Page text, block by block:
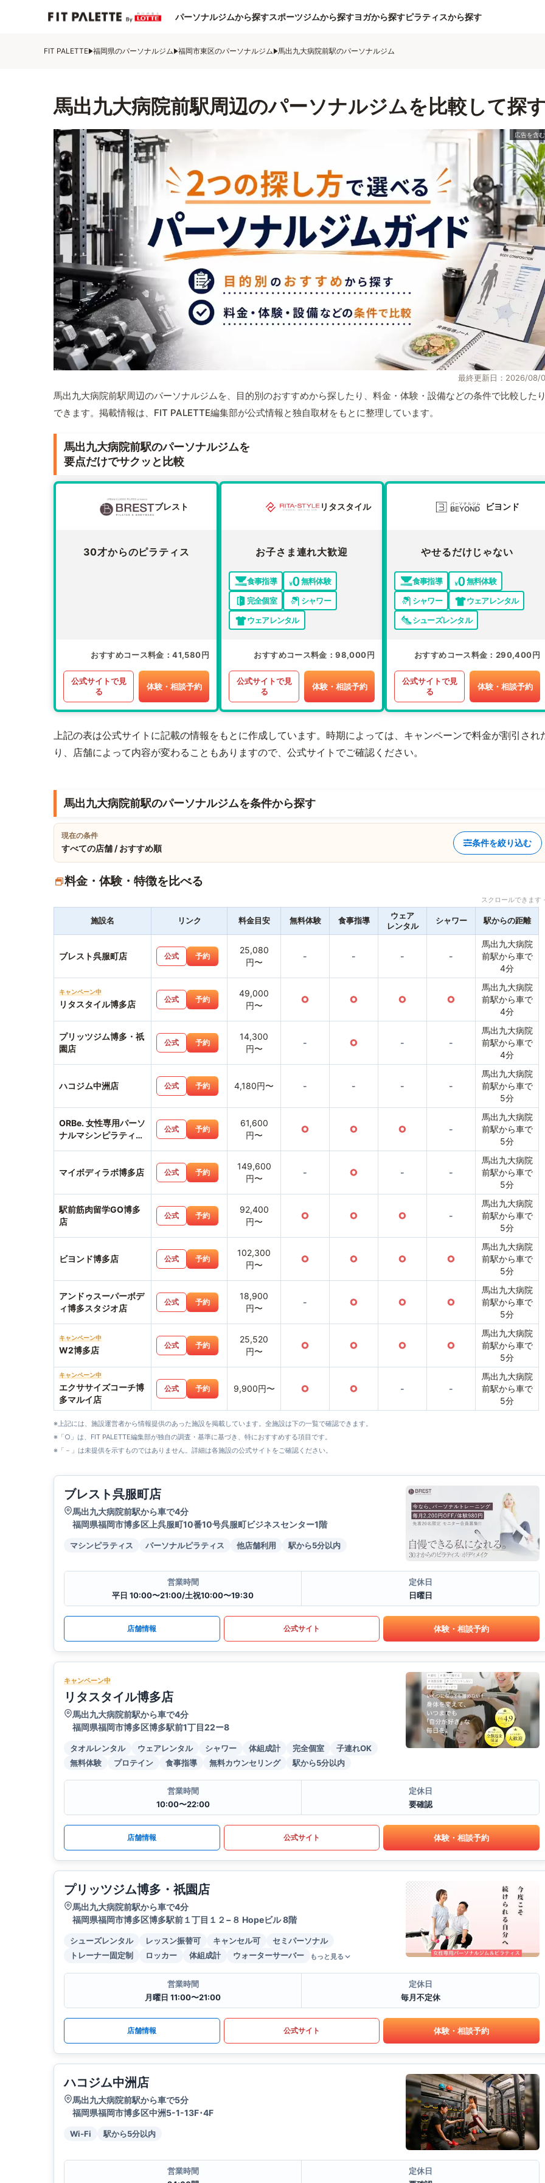
パーソナルジムから探すスポーツジムから探すヨガから探すピラティスから探す
FIT PALETTE 福岡県のパーソナルジム 福岡市東区のパーソナルジム 馬出九大病院前駅のパーソナルジム
馬出九大病院前駅周辺のパーソナルジムを比較して探
最終更新日：2026/08/
馬出九大病院前駅周辺のパーソナルジムを、目的別のおすすめから探したり、料金・体験・設備などの条件で比較した
できます。掲載情報は、FIT PALETTE編集部が公式情報と独自取材をもとに整理しています。
馬出九大病院前駅のパーソナルジムを
要点だけでサクッと比較
ブレスト
30才からのピラティス
おすすめコース料金 41,580円
公式サイトで見
る
体験・相談予約
リタスタイル
お子さま連れ大歓迎
食事指導
無料体験
完全個室
シャワー
ウェアレンタル
おすすめコース料金 98,000円
公式サイトで見
る
体験・相談予約
ビヨンド
やせるだけじゃない
食事指導
無料体験
シャワー
ウェアレンタル
シューズレンタル
おすすめコース料金 290,400円
公式サイトで見
る
体験・相談予約
上記の表は公式サイトに記載の情報をもとに作成しています。時期によっては、キャンペーンで料金が割引され
り、店舗によって内容が変わることもありますので、公式サイトでご確認ください。
馬出九大病院前駅のパーソナルジムを条件から探す
現在の条件
すべての店舗 / おすすめ順
条件を絞り込む
料金・体験・特徴を比べる
スクロールできま
施設名 リンク 料金目安 無料体験 食事指導
ウェア
レンタル
シャワー 駅からの距離
ブレスト呉服町店 公式 予約
25,080
円〜
- - - -
馬出九大病院
前駅から車で
4分
キャンペーン中
リタスタイル博多店 公式 予約
49,000
円〜
○ ○ ○ ○
馬出九大病院
前駅から車で
4分
プリッツジム博多・祇
園店
公式 予約
14,300
円〜
- ○ - -
馬出九大病院
前駅から車で
4分
ハコジム中洲店 公式 予約 4,180円〜 - - - -
馬出九大病院
前駅から車で
5分
ORBe. 女性専用パーソ
ナルマシンピラティス
公式 予約
61,600
円〜
○ ○ ○ -
馬出九大病院
前駅から車で
5分
マイボディラボ博多店 公式 予約
149,600
円〜
- ○ - -
馬出九大病院
前駅から車で
5分
駅前筋肉留学GO博多
店
公式 予約
92,400
円〜
○ ○ ○ -
馬出九大病院
前駅から車で
5分
ビヨンド博多店 公式 予約
102,300
円〜
○ ○ ○ ○
馬出九大病院
前駅から車で
5分
アンドゥスーパーボデ
ィ博多スタジオ店
公式 予約
18,900
円〜
- ○ ○ ○
馬出九大病院
前駅から車で
5分
キャンペーン中
W2博多店 公式 予約
25,520
円〜
○ ○ ○ ○
馬出九大病院
前駅から車で
5分
キャンペーン中
エクササイズコーチ博
多マルイ店
公式 予約 9,900円〜 ○ ○ - -
馬出九大病院
前駅から車で
5分
※上記には、施設運営者から情報提供のあった施設を掲載しています。全施設は下の一覧で確認できます。
※「○」は、FIT PALETTE編集部が独自の調査・基準に基づき、特におすすめする項目です。
※「－」は未提供を示すものではありません。詳細は各施設の公式サイトをご確認ください。
ブレスト呉服町店
馬出九大病院前駅から車で4分
福岡県福岡市博多区上呉服町10番10号呉服町ビジネスセンター1階
マシンピラティス パーソナルピラティス 他店舗利用 駅から5分以内
営業時間
平日 10:00〜21:00/土祝10:00〜19:30
定休日
日曜日
店舗情報 公式サイト 体験・相談予約
キャンペーン中
リタスタイル博多店
馬出九大病院前駅から車で4分
福岡県福岡市博多区博多駅前1丁目22ー8
タオルレンタル ウェアレンタル シャワー 体組成計 完全個室
子連れOK
無料体験
プロテイン 食事指導 無料カウンセリング 駅から5分以内
営業時間
10:00〜22:00
定休日
要確認
店舗情報 公式サイト 体験・相談予約
プリッツジム博多・祇園店
馬出九大病院前駅から車で4分
福岡県福岡市博多区博多駅前１丁目１２−８ Hopeビル 8階
シューズレンタル レッスン振替可 キャンセル可
セミパーソナル
トレーナー固定制
ロッカー 体組成計 ウォーターサーバー もっと見る
営業時間
月曜日 11:00〜21:00
定休日
毎月不定休
店舗情報 公式サイト 体験・相談予約
ハコジム中洲店
馬出九大病院前駅から車で5分
福岡県福岡市博多区中洲5-1-13F･4F
Wi-Fi 駅から5分以内
営業時間
定休日